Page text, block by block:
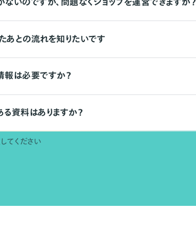
あとの流れを知りたいです
報は必要ですか？
資料はありますか？
てください